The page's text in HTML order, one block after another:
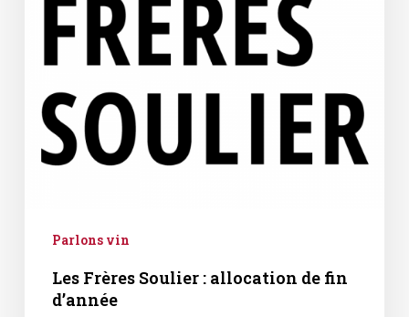
d’année
Parlons vin
Les Frères Soulier : allocation de fin
d’année